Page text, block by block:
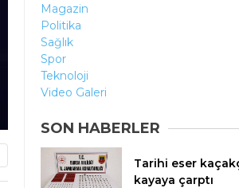
Magazin
Politika
Sağlık
Spor
Teknoloji
Video Galeri
SON HABERLER
Tarihi eser
kayaya çarptı